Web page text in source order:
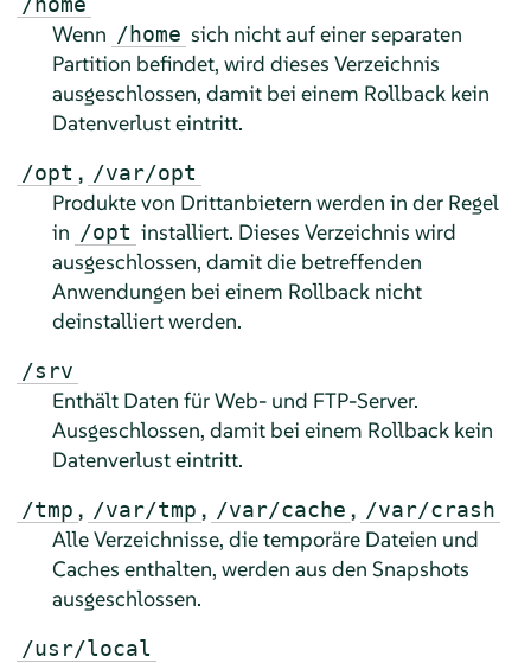
Wenn /home sich nicht auf einer separaten
Partition befindet, wird dieses Verzeichnis
ausgeschlossen, damit bei einem Rollback kein
Datenverlust eintritt.
/opt , /var/opt
Produkte von Drittanbietern werden in der Regel
in /opt installiert. Dieses Verzeichnis wird
ausgeschlossen, damit die betreffenden
Anwendungen bei einem Rollback nicht
deinstalliert werden.
/srv
Enthält Daten für Web- und FTP-Server.
Ausgeschlossen, damit bei einem Rollback kein
Datenverlust eintritt.
/tmp , /var/tmp , /var/cache , /var/crash
Alle Verzeichnisse, die temporäre Dateien und
Caches enthalten, werden aus den Snapshots
ausgeschlossen.
/usr/local